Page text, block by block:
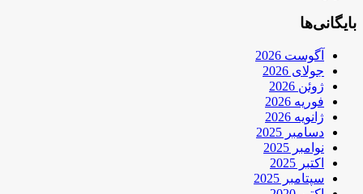
بایگانی‌ها
آگوست 2026
جولای 2026
ژوئن 2026
فوریه 2026
ژانویه 2026
دسامبر 2025
نوامبر 2025
اکتبر 2025
سپتامبر 2025